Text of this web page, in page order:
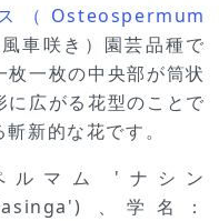
Osteospermum
車咲き）園芸品種で
一枚の中央部が筒状
広がる花型のことで
新的な花です。
ルマム 'ナシン
、学名：